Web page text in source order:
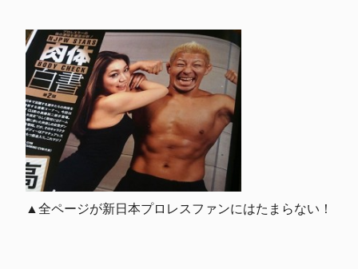
▲全ページが新日本プロレスファンにはたまらない！